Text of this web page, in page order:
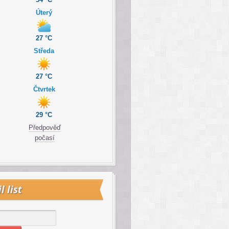
Úterý
27 °C
Středa
27 °C
Čtvrtek
29 °C
Předpověď
počasí
list